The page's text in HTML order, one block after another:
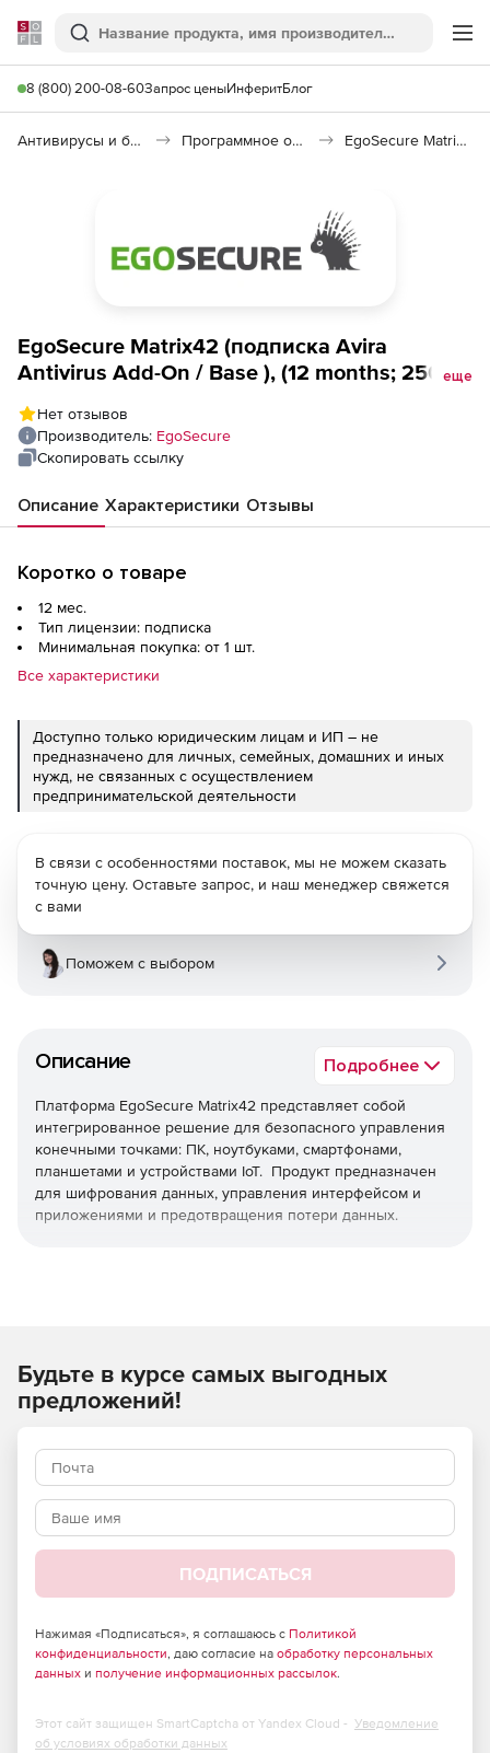
Softline
Поиск
8 (800) 200-08-60Запрос ценыИнферитБлог
Антивирусы и безопасность Программное обеспечение для контроля доступа EgoSecure Matrix42
EgoSecure Matrix42 (подписка Avira
Antivirus Add-On / Base ), (12 months; 250-
month)
еще
Нет отзывов
Производитель: EgoSecure
Скопировать ссылку
Описание Характеристики Отзывы
Коротко о товаре
12 мес.
Тип лицензии: подписка
Минимальная покупка: от 1 шт.
Все характеристики
Доступно только юридическим лицам и ИП – не
предназначено для личных, семейных, домашних и иных
нужд, не связанных с осуществлением
предпринимательской деятельности
Описание Подробнее
Платформа EgoSecure Matrix42 представляет собой
интегрированное решение для безопасного управления
конечными точками: ПК, ноутбуками, смартфонами,
планшетами и устройствами IoT. Продукт предназначен
для шифрования данных, управления интерфейсом и
приложениями и предотвращения потери данных.
В связи с особенностями поставок, мы не можем сказать
точную цену. Оставьте запрос, и наш менеджер свяжется
с вами
Поможем с выбором
Будьте в курсе самых выгодных
предложений!
ПОДПИСАТЬСЯ
Нажимая «Подписаться», я соглашаюсь с Политикой
конфиденциальности, даю согласие на обработку персональных
данных и получение информационных рассылок.
Этот сайт защищен SmartCaptcha от Yandex Cloud - Уведомление
об условиях обработки данных